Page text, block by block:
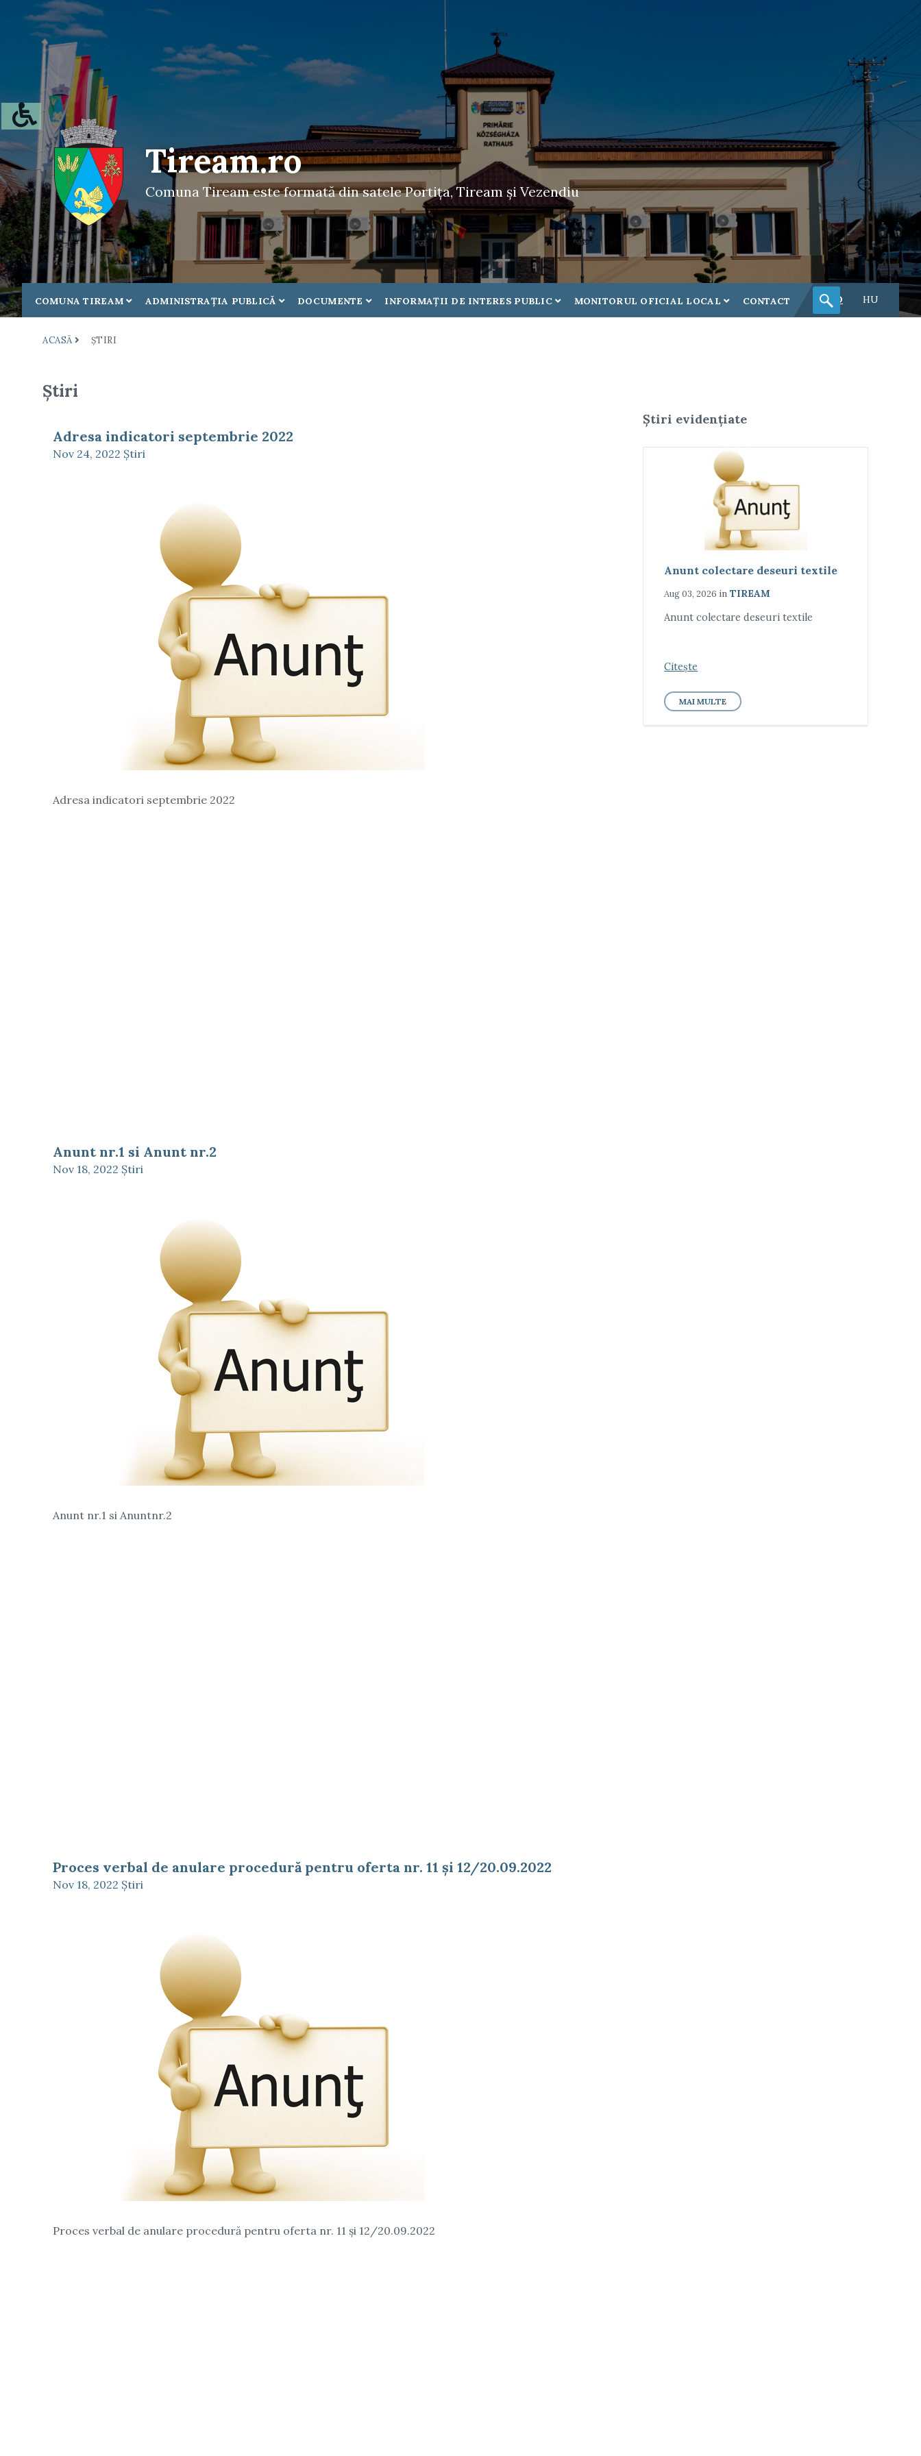
Tiream.ro
Comuna Tiream este formată din satele Portița, Tiream și Vezendiu
COMUNA TIREAM ADMINISTRAŢIA PUBLICĂ DOCUMENTE INFORMAŢII DE INTERES PUBLIC MONITORUL OFICIAL LOCAL CONTACT RO HU
ACASĂ ŞTIRI
Ştiri
Adresa indicatori septembrie 2022
Nov 24, 2022 Ştiri
Adresa indicatori septembrie 2022
Anunt nr.1 si Anunt nr.2
Nov 18, 2022 Ştiri
Anunt nr.1 si Anuntnr.2
Proces verbal de anulare procedură pentru oferta nr. 11 și 12/20.09.2022
Nov 18, 2022 Ştiri
Proces verbal de anulare procedură pentru oferta nr. 11 și 12/20.09.2022
Știri evidențiate
Anunt colectare deseuri textile
Aug 03, 2026 inTIREAM
Anunt colectare deseuri textile
Citește
MAI MULTE